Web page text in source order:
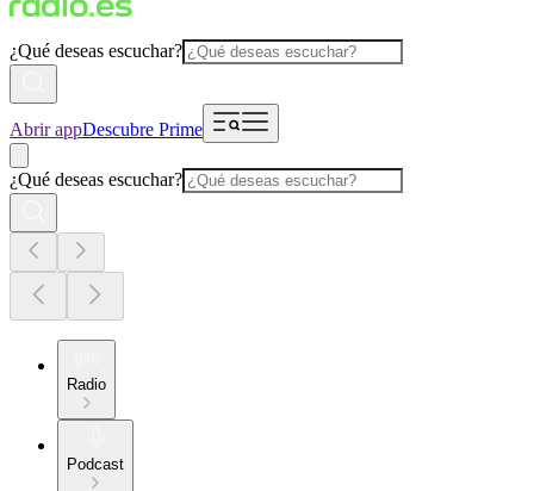
¿Qué deseas escuchar?
Abrir appDescubre Prime
¿Qué deseas escuchar?
Radio
Podcast